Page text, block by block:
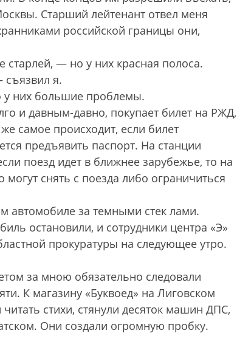
Старший лейтенант отвел меня
российской границы они,
— но у них красная полоса.
съязвил я.
них большие проблемы.
и давным-давно, покупает билет на РЖД,
самое происходит, если билет
предъявить паспорт. На станции
поезд идет в ближнее зарубежье, то на
снять с поезда либо ограничиться
автомобиле за темными стек лами.
остановили, и сотрудники центра «Э»
прокуратуры на следующее утро.
за мною обязательно следовали
К магазину «Буквоед» на Лиговском
стихи, стянули десяток машин ДПС,
Они создали огромную пробку.